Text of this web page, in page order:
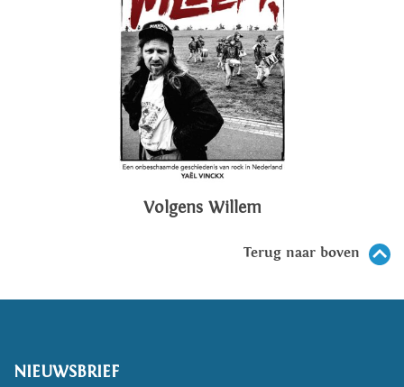
Volgens Willem
Terug naar boven
NIEUWSBRIEF